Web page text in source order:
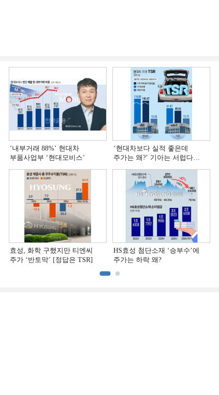
‘내부거래 88%ʼ 현대차
부품사업부 ‘현대모비스ʼ
‘현대차보다 실적 좋은데
주가는 왜?ʼ 기아는 서럽다
효성, 화학 구했지만 티엔씨
주가 ‘반토막’ [정답은 TSR]
HS효성 첨단소재 ‘승부수’에
주가는 하락 왜?